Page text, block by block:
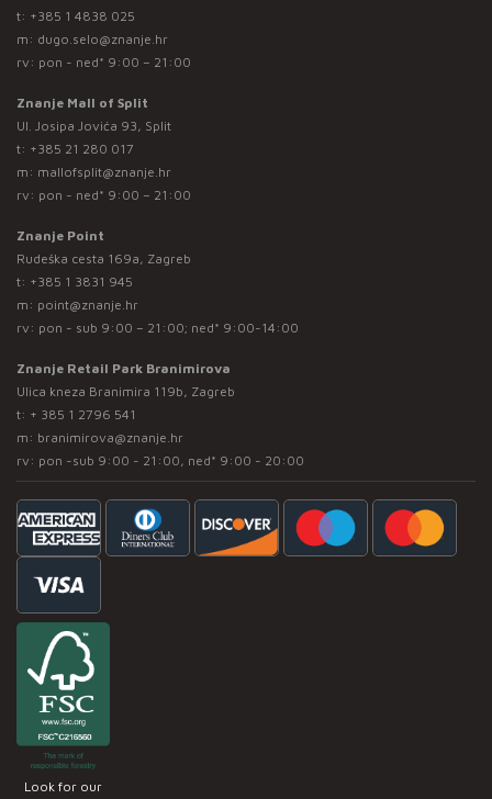
t: +385 1 4838 025
m: dugo.selo@znanje.hr
rv: pon - ned* 9:00 – 21:00
Znanje Mall of Split
Ul. Josipa Jovića 93, Split
t: +385 21 280 017
m: mallofsplit@znanje.hr
rv: pon - ned* 9:00 – 21:00
Znanje Point
Rudeška cesta 169a, Zagreb
t: +385 1 3831 945
m: point@znanje.hr
rv: pon - sub 9:00 – 21:00; ned* 9:00-14:00
Znanje Retail Park Branimirova
Ulica kneza Branimira 119b, Zagreb
t: + 385 1 2796 541
m: branimirova@znanje.hr
rv: pon -sub 9:00 - 21:00, ned* 9:00 - 20:00
Look for our